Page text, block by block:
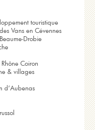
touristique
Vans en Cévennes
Drobie
Coiron
& villages
d’Aubenas